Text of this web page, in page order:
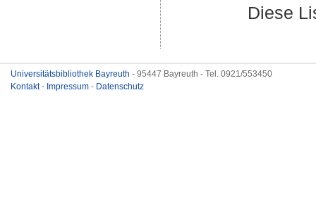
Diese
Universitätsbibliothek Bayreuth - 95447 Bayreuth - Tel. 0921/553450
Kontakt- Impressum - Datenschutz